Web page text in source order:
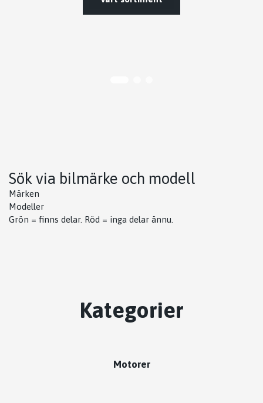
Sök via bilmärke och modell
Märken
Modeller
Grön = finns delar. Röd = inga delar ännu.
Kategorier
Motorer